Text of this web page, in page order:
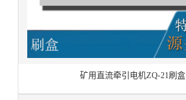
矿用直流牵引电机ZQ-21刷盒